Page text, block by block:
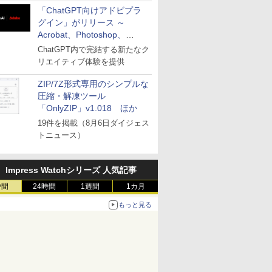
「ChatGPT向けアドビプラ
グイン」がリリース ～
Acrobat、Photoshop、
Premiereなどの機能を1つの
プラグインに統合
ChatGPT内で完結する新たなク
リエイティブ体験を提供
ZIP/7Z形式専用のシンプルな
圧縮・解凍ツール
「OnlyZIP」v1.018 ほか
19件を掲載（8月6日ダイジェス
トニュース）
Impress Watchシリーズ 人気記事
24時間 1週間 1カ月
もっと見る